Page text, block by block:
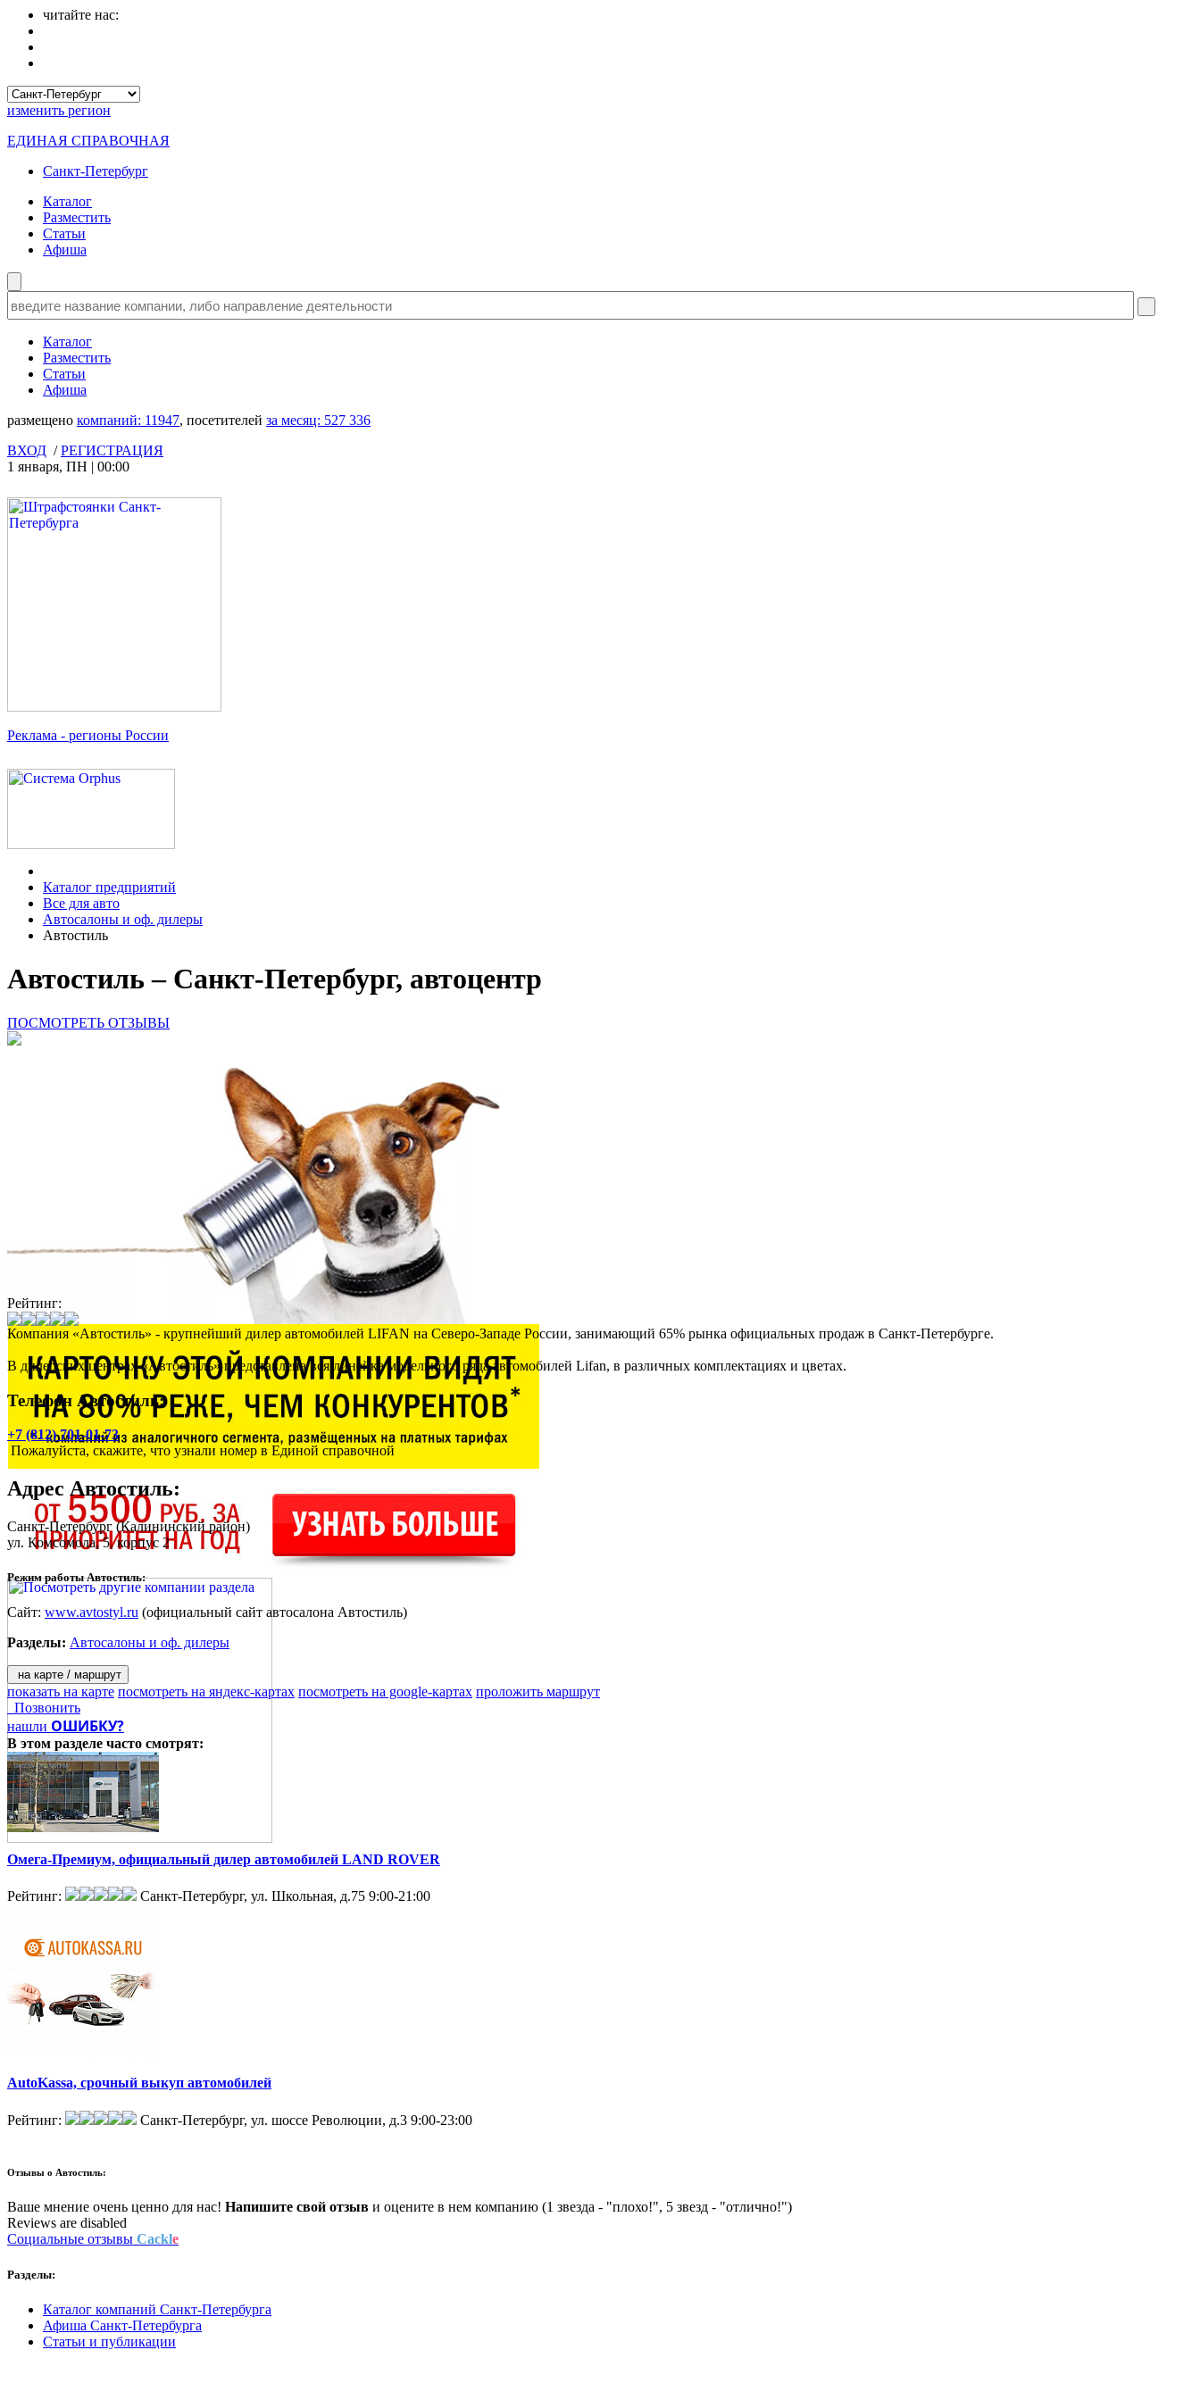
читайте нас:
изменить регион
ЕДИНАЯ СПРАВОЧНАЯ
Санкт-Петербург
Каталог
Разместить
Статьи
Афиша
Каталог
Разместить
Статьи
Афиша
размещено компаний: 11947, посетителей за месяц: 527 336
ВХОД /РЕГИСТРАЦИЯ
1 января, ПН | 00:00
Реклама - регионы России
Каталог предприятий
Все для авто
Автосалоны и оф. дилеры
Автостиль
Автостиль – Санкт-Петербург, автоцентр
ПОСМОТРЕТЬ ОТЗЫВЫ
Рейтинг:
Компания «Автостиль» - крупнейший дилер автомобилей LIFAN на Северо-Западе России, занимающий 65% рынка официальных продаж в Санкт-Петербурге.
В дилерских центрах «Автостиль» представлена вся линейка модельного ряда автомобилей Lifan, в различных комплектациях и цветах.
Телефон Автостиль:
+7 (812) 701-01-73
Пожалуйста, скажите, что узнали номер в Единой справочной
Адрес Автостиль:
Санкт-Петербург(Калининский район)
ул. Комсомола, 5, корпус 2
Режим работы Автостиль:
Сайт: www.avtostyl.ru (официальный сайт автосалона Автостиль)
Разделы: Автосалоны и оф. дилеры
на карте / маршрут
показать на карте посмотреть на яндекс-картах посмотреть на google-картах проложить маршрут
Позвонить
нашли ОШИБКУ?
В этом разделе часто смотрят:
Омега-Премиум, официальный дилер автомобилей LAND ROVER
Рейтинг: Санкт-Петербург, ул. Школьная, д.75 9:00-21:00
AutoKassa, срочный выкуп автомобилей
Рейтинг: Санкт-Петербург, ул. шоссе Революции, д.3 9:00-23:00
Отзывы о Автостиль:
Ваше мнение очень ценно для нас! Напишите свой отзыв и оцените в нем компанию (1 звезда - "плохо!", 5 звезд - "отлично!")
Reviews are disabled
Социальные отзывы Cackle
Разделы:
Каталог компаний Санкт-Петербурга
Афиша Санкт-Петербурга
Статьи и публикации